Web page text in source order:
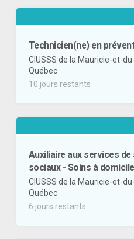
Technicien(ne) en
CIUSSS de la Mauricie-et-
Québec
10 jours restants
Auxiliaire aux services de
sociaux - Soins à
CIUSSS de la Mauricie-et-
Québec
6 jours restants